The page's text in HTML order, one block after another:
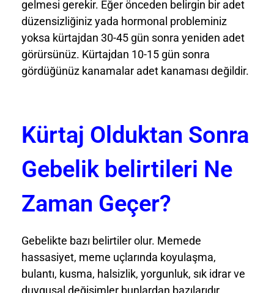
gelmesi gerekir. Eğer önceden belirgin bir adet
düzensizliğiniz yada hormonal probleminiz
yoksa kürtajdan 30-45 gün sonra yeniden adet
görürsünüz. Kürtajdan 10-15 gün sonra
gördüğünüz kanamalar adet kanaması değildir.
Kürtaj Olduktan Sonra
Gebelik belirtileri Ne
Zaman Geçer?
Gebelikte bazı belirtiler olur. Memede
hassasiyet, meme uçlarında koyulaşma,
bulantı, kusma, halsizlik, yorgunluk, sık idrar ve
duygusal değişimler bunlardan bazılarıdır.